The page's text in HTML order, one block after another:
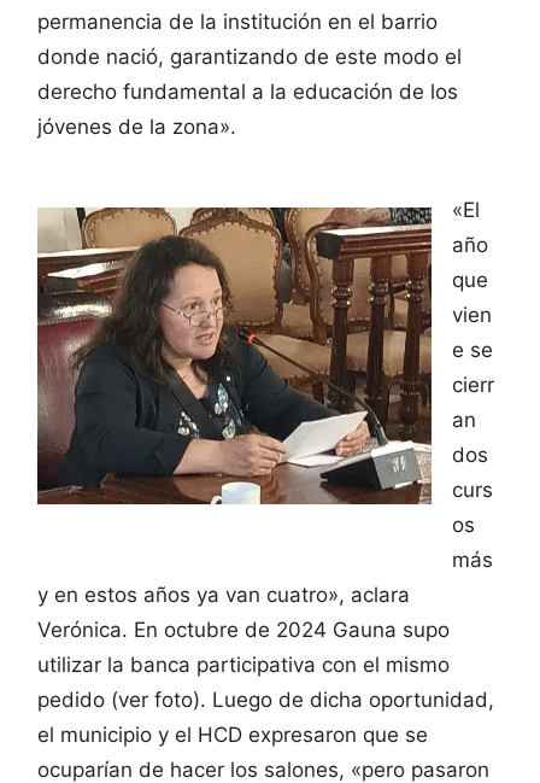
permanencia de la institución en el barrio
donde nació, garantizando de este modo el
derecho fundamental a la educación de los
jóvenes de la zona».
«El
año
que
vien
e se
cierr
an
dos
curs
os
más
y en estos años ya van cuatro», aclara
Verónica. En octubre de 2024 Gauna supo
utilizar la banca participativa con el mismo
pedido (ver foto). Luego de dicha oportunidad,
el municipio y el HCD expresaron que se
ocuparían de hacer los salones, «pero pasaron